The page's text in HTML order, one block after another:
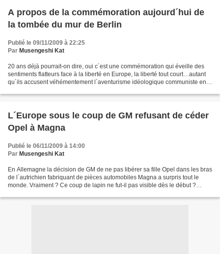
A propos de la commémoration aujourd´hui de
la tombée du mur de Berlin
Publié le 09/11/2009 à 22:25
Par Musengeshi Kat
20 ans déjà pourrait-on dire, oui c´est une commémoration qui éveille des
sentiments flatteurs face à la liberté en Europe, la liberté tout court…autant
qu´ils accusent véhémentement l´aventurisme idéologique communiste en
L´Europe sous le coup de GM refusant de céder
Opel à Magna
Publié le 06/11/2009 à 14:00
Par Musengeshi Kat
En Allemagne la décision de GM de ne pas libérer sa fille Opel dans les bras
de l´autrichien fabriquant de pièces automobiles Magna a surpris tout le
monde. Vraiment ? Ce coup de lapin ne fut-il pas visible dès le début ?